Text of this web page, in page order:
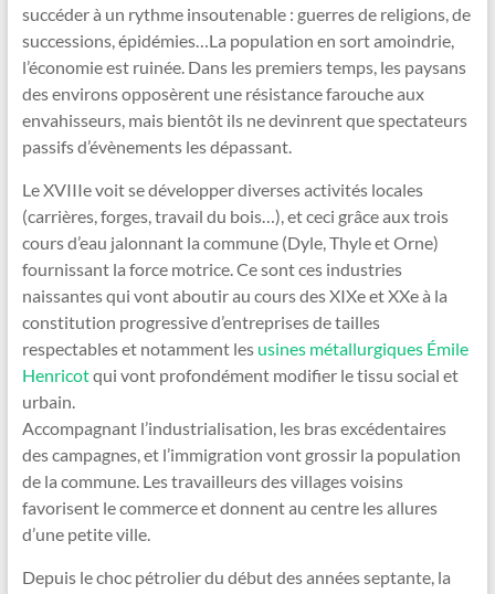
succéder à un rythme insoutenable : guerres de religions, de
successions, épidémies…La population en sort amoindrie,
l’économie est ruinée. Dans les premiers temps, les paysans
des environs opposèrent une résistance farouche aux
envahisseurs, mais bientôt ils ne devinrent que spectateurs
passifs d’évènements les dépassant.
Le XVIIIe voit se développer diverses activités locales
(carrières, forges, travail du bois…), et ceci grâce aux trois
cours d’eau jalonnant la commune (Dyle, Thyle et Orne)
fournissant la force motrice. Ce sont ces industries
naissantes qui vont aboutir au cours des XIXe et XXe à la
constitution progressive d’entreprises de tailles
respectables et notamment les usines métallurgiques Émile
Henricotqui vont profondément modifier le tissu social et
urbain.
Accompagnant l’industrialisation, les bras excédentaires
des campagnes, et l’immigration vont grossir la population
de la commune. Les travailleurs des villages voisins
favorisent le commerce et donnent au centre les allures
d’une petite ville.
Depuis le choc pétrolier du début des années septante, la